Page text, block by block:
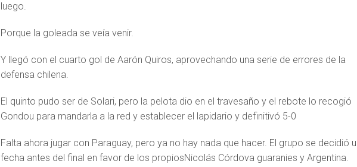
luego.
Porque la goleada se veía venir.
Y llegó con el cuarto gol de Aarón Quiros, aprovechando una serie de errores de la
defensa chilena.
El quinto pudo ser de Solari, pero la pelota dio en el travesaño y el rebote lo recogió
Gondou para mandarla a la red y establecer el lapidario y definitivó 5-0
Falta ahora jugar con Paraguay, pero ya no hay nada que hacer. El grupo se decidió
fecha antes del final en favor de los propiosNicolás Córdova guaranies y Argentina.